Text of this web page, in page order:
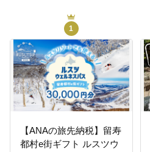
1
【ANAの旅先納税】留寿
都村e街ギフト ルスツウ